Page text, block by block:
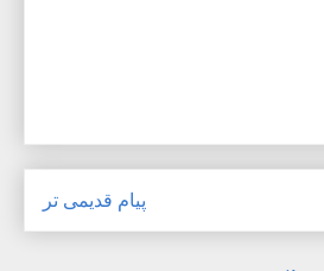
پیام قدیمی تر